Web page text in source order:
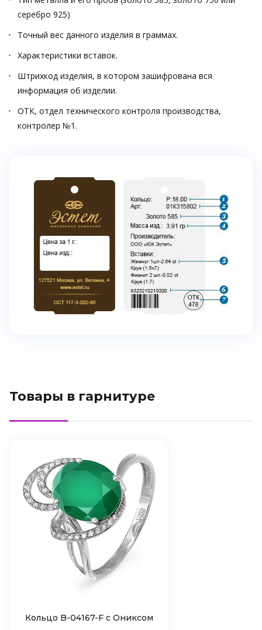
серебро 925)
Точный вес данного изделия в граммах.
Характеристики вставок.
Штрихкод изделия, в котором зашифрована вся
информация об изделии.
ОТК, отдел технического контроля производства,
контролер №1.
Товары в гарнитуре
Кольцо B-04167-F c Ониксом